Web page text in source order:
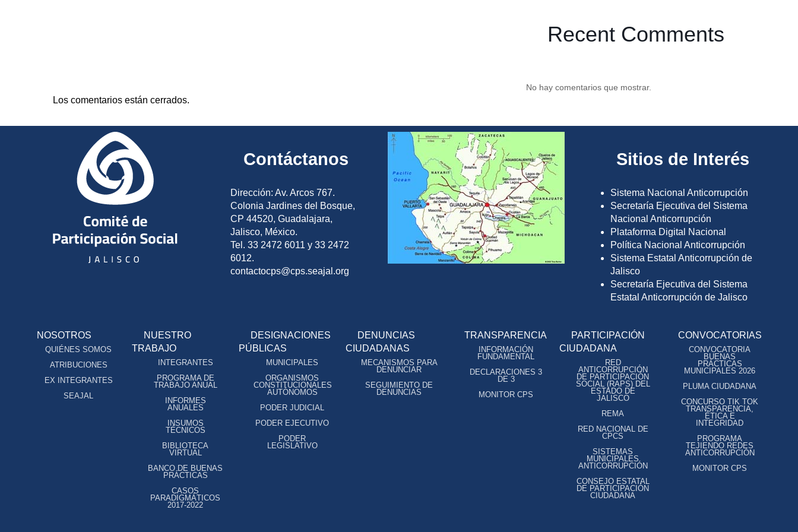
Recent Comments
No hay comentarios que mostrar.
Los comentarios están cerrados.
Contáctanos
Dirección: Av. Arcos 767.
Colonia Jardines del Bosque,
CP 44520, Guadalajara,
Jalisco, México.
Tel. 33 2472 6011 y 33 2472
6012.
contactocps@cps.seajal.org
Sitios de Interés
Sistema Nacional Anticorrupción
Secretaría Ejecutiva del Sistema
Nacional Anticorrupción
Plataforma Digital Nacional
Política Nacional Anticorrupción
Sistema Estatal Anticorrupción de
Jalisco
Secretaría Ejecutiva del Sistema
Estatal Anticorrupción de Jalisco
NOSOTROS
QUIÉNES SOMOS
ATRIBUCIONES
EX INTEGRANTES
SEAJAL
NUESTRO
TRABAJO
INTEGRANTES
PROGRAMA DE
TRABAJO ANUAL
INFORMES
ANUALES
INSUMOS
TÉCNICOS
BIBLIOTECA
VIRTUAL
BANCO DE BUENAS
PRÁCTICAS
CASOS
PARADIGMÁTICOS
2017-2022
DESIGNACIONES
PÚBLICAS
MUNICIPALES
ORGANISMOS
CONSTITUCIONALES
AUTÓNOMOS
PODER JUDICIAL
PODER EJECUTIVO
PODER
LEGISLATIVO
DENUNCIAS
CIUDADANAS
MECANISMOS PARA
DENUNCIAR
SEGUIMIENTO DE
DENUNCIAS
TRANSPARENCIA
INFORMACIÓN
FUNDAMENTAL
DECLARACIONES 3
DE 3
MONITOR CPS
PARTICIPACIÓN
CIUDADANA
RED
ANTICORRUPCIÓN
DE PARTICIPACIÓN
SOCIAL (RAPS) DEL
ESTADO DE
JALISCO
REMA
RED NACIONAL DE
CPCS
SISTEMAS
MUNICIPALES
ANTICORRUPCIÓN
CONSEJO ESTATAL
DE PARTICIPACIÓN
CIUDADANA
CONVOCATORIAS
CONVOCATORIA
BUENAS
PRÁCTICAS
MUNICIPALES 2026
PLUMA CIUDADANA
CONCURSO TIK TOK
TRANSPARENCIA,
ÉTICA E
INTEGRIDAD
PROGRAMA
TEJIENDO REDES
ANTICORRUPCIÓN
MONITOR CPS